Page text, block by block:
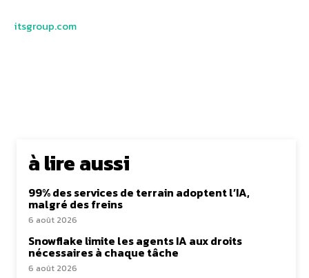
itsgroup.com
à lire aussi
99% des services de terrain adoptent l’IA,
malgré des freins
6 août 2026
Snowflake limite les agents IA aux droits
nécessaires à chaque tâche
6 août 2026